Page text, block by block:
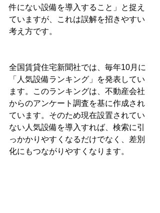
件にない設備を導入すること」と捉え
ていますが、これは誤解を招きやすい
考え方です。
全国賃貸住宅新聞社では、毎年10月に
「人気設備ランキング」を発表してい
ます。このランキングは、不動産会社
からのアンケート調査を基に作成され
ています。そのため現在設置されてい
ない人気設備を導入すれば、検索に引
っかかりやすくなるだけでなく、差別
化にもつながりやすくなります。